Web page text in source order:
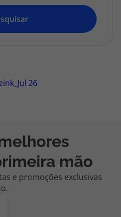
mão
e promoções exclusivas